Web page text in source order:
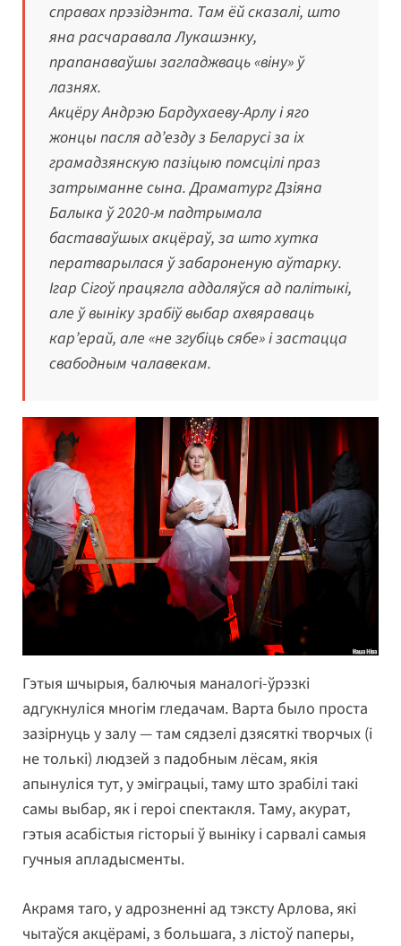
справах прэзідэнта. Там ёй сказалі, што
яна расчаравала Лукашэнку,
прапанаваўшы загладжваць «віну» ў
лазнях.
Акцёру Андрэю Бардухаеву-Арлу і яго
жонцы пасля ад’езду з Беларусі за іх
грамадзянскую пазіцыю помсцілі праз
затрыманне сына. Драматург Дзіяна
Балыка ў 2020-м падтрымала
баставаўшых акцёраў, за што хутка
ператварылася ў забароненую аўтарку.
Ігар Сігоў працягла аддаляўся ад палітыкі,
але ў выніку зрабіў выбар ахвяраваць
кар’ерай, але «не згубіць сябе» і застацца
свабодным чалавекам.
Гэтыя шчырыя, балючыя маналогі-ўрэзкі
адгукнуліся многім гледачам. Варта было проста
зазірнуць у залу — там сядзелі дзясяткі творчых (і
не толькі) людзей з падобным лёсам, якія
апынуліся тут, у эміграцыі, таму што зрабілі такі
самы выбар, як і героі спектакля. Таму, акурат,
гэтыя асабістыя гісторыі ў выніку і сарвалі самыя
гучныя апладысменты.
Акрамя таго, у адрозненні ад тэксту Арлова, які
чытаўся акцёрамі, з большага, з лістоў паперы,